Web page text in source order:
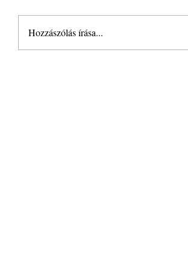
Hozzászólás írása...